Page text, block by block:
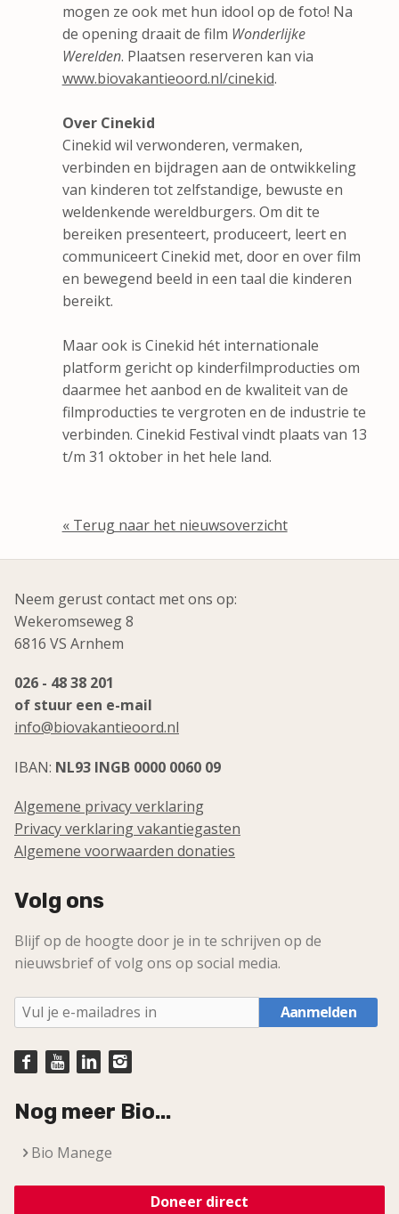
mogen ze ook met hun idool op de foto! Na
de opening draait de film Wonderlijke
Werelden. Plaatsen reserveren kan via
www.biovakantieoord.nl/cinekid.
Over Cinekid
Cinekid wil verwonderen, vermaken,
verbinden en bijdragen aan de ontwikkeling
van kinderen tot zelfstandige, bewuste en
weldenkende wereldburgers. Om dit te
bereiken presenteert, produceert, leert en
communiceert Cinekid met, door en over film
en bewegend beeld in een taal die kinderen
bereikt.
Maar ook is Cinekid hét internationale
platform gericht op kinderfilmproducties om
daarmee het aanbod en de kwaliteit van de
filmproducties te vergroten en de industrie te
verbinden. Cinekid Festival vindt plaats van 13
t/m 31 oktober in het hele land.
« Terug naar het nieuwsoverzicht
Neem gerust contact met ons op:
Wekeromseweg 8
6816 VS Arnhem
026 - 48 38 201
of stuur een e-mail
info@biovakantieoord.nl
IBAN: NL93 INGB 0000 0060 09
Algemene privacy verklaring
Privacy verklaring vakantiegasten
Algemene voorwaarden donaties
Volg ons
Blijf op de hoogte door je in te schrijven op de
nieuwsbrief of volg ons op social media.
Aanmelden
Nog meer Bio...
Bio Manege
Doneer direct